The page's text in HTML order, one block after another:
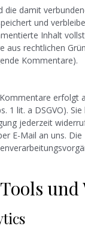
die damit
und
Inhalt
aus rechtlichen
Kommentare).
erfolgt
1 lit. a DSGVO).
jederzeit
E-Mail an uns.